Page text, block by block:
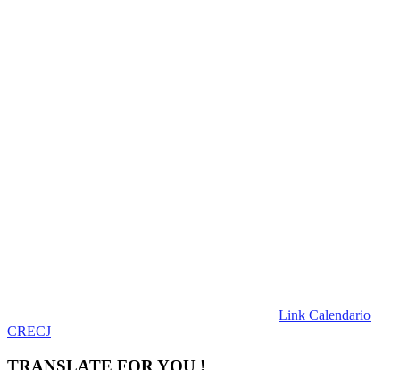
Link Calendario
CRECJ
TRANSLATE FOR YOU !